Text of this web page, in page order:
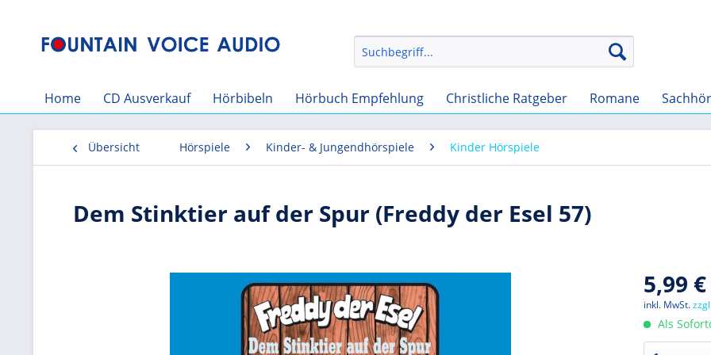
Home CD Ausverkauf Hörbibeln Hörbuch Empfehlung Christliche Ratgeber Romane
Übersicht Hörspiele Kinder- & Jungendhörspiele Kinder Hörspiele
Dem Stinktier auf der Spur (Freddy der Esel 57)
5,99
inkl. MwSt.
Als